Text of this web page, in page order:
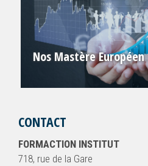
Nos Mastère Européen
CONTACT
FORMACTION INSTITUT
718, rue de la Gare